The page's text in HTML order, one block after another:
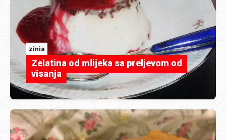
zinia
Zelatina od mlijeka sa preljevom od
visanja